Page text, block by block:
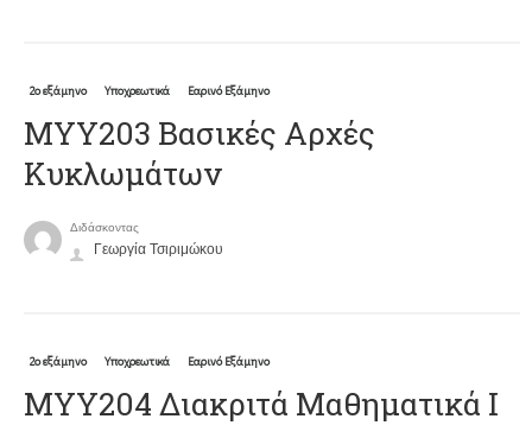
2ο εξάμηνο Υποχρεωτικά Εαρινό Εξάμηνο
ΜΥΥ203 Βασικές Αρχές
Κυκλωμάτων
Διδάσκοντας
Γεωργία Τσιριμώκου
2ο εξάμηνο Υποχρεωτικά Εαρινό Εξάμηνο
ΜΥΥ204 Διακριτά Μαθηματικά Ι